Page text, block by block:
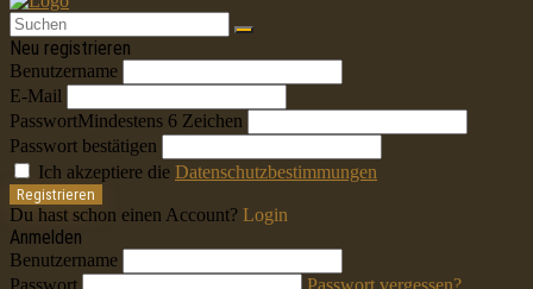
Neu registrieren
Benutzername
E-Mail
PasswortMindestens 6 Zeichen
Passwort bestätigen
Ich akzeptiere die Datenschutzbestimmungen
Registrieren
Du hast schon einen Account? Login
Anmelden
Benutzername
Passwort
Passwort vergessen?